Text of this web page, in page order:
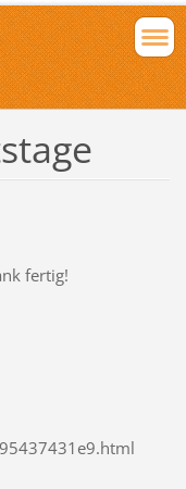
fertig!